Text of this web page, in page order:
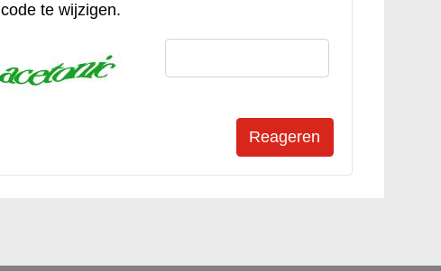
code te wijzigen.